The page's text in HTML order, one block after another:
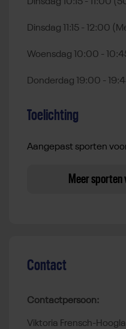
Dinsdag 11:15 - 12:00
Woensdag 10:00 -
Donderdag 19:00 -
Toelichting
Aangepast sporten
Meer sporten
Contact
Contactpersoon:
Viktoria Frensch-